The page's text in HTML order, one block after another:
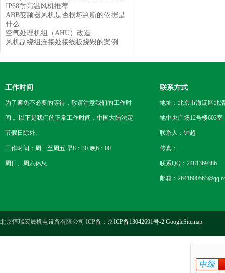
IP68耐高温风机推荐
ABB变频器风机是否损坏判断的依据是
什么
空气处理机组（AHU）改造
风机副绕组连接处接线板烧毁的案例
工作时间
为了避免不必要的等待，敬请注意我们的工作时
间 。以下是我们的正常工作时间，中国大陆法定
节假日除外。
工作时间：周一至周五 早8：30-晚6：00
周日、周六休息
联系方式
地址：北京市海淀区北
地中央广场12号楼603室
联系人：钟超
传真：
联系QQ：2481369386
邮箱：
北京恒瑞宏晟机电设备有限公司 ICP备： 京ICP备13042691号-2 GoogleSitemap